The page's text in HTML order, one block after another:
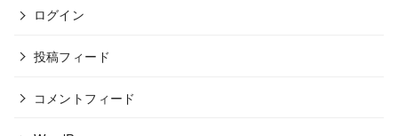
ログイン
投稿フィード
コメントフィード